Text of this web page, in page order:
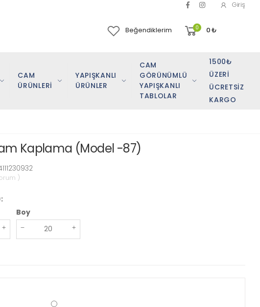
Giriş
Beğendiklerim 0 0₺
CAM
ÜRÜNLERİ
YAPIŞKANLI
ÜRÜNLER
CAM
GÖRÜNÜMLÜ
YAPIŞKANLI
TABLOLAR
1500₺
ÜZERI
ÜCRETSIZ
KARGO
Kaplama (Model -87)
)
Boy